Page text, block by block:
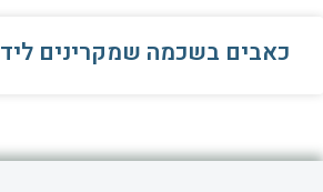
כאבים בשכמה שמקרינים ליד